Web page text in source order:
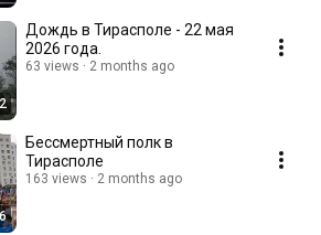
Дождь в Тирасполе - 22 мая
2026 года.
63 views 2 months ago
Бессмертный полк в
Тирасполе
163 views 2 months ago